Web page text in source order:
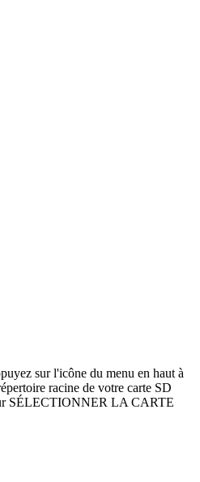
sur l'icône du menu en haut à
racine de votre carte SD
SÉLECTIONNER LA CARTE